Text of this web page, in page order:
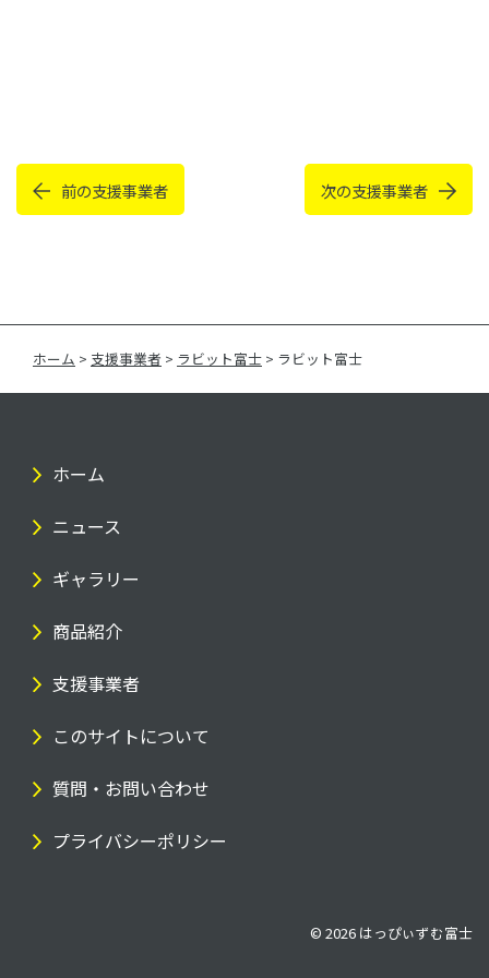
前の支援事業者 次の支援事業者
ホーム > 支援事業者 > ラビット富士 > ラビット富士
ホーム
ニュース
ギャラリー
商品紹介
支援事業者
このサイトについて
質問・お問い合わせ
プライバシーポリシー
© 2026 はっぴぃずむ富士